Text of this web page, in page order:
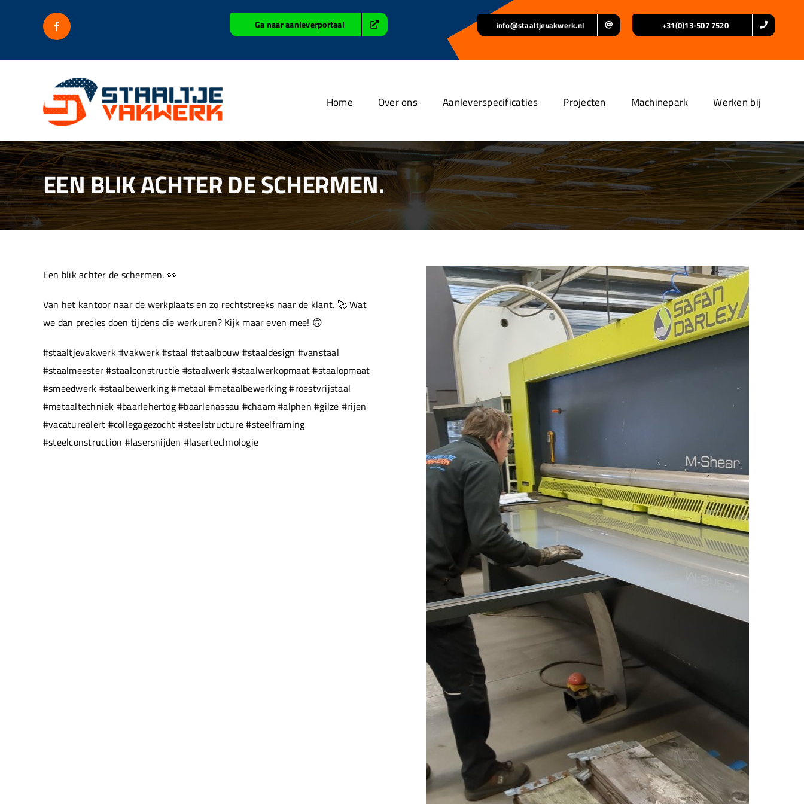
Ga naar aanleverportaal info@staaltjevakwerk.nl +31(0)13-507 7520
Home Over ons Aanleverspecificaties Projecten Machinepark Werken bij
EEN BLIK ACHTER DE SCHERMEN.
Een blik achter de schermen. 👀
Van het kantoor naar de werkplaats en zo rechtstreeks naar de klant. 🚀 Wat
we dan precies doen tijdens die werkuren? Kijk maar even mee! 🙃
#staaltjevakwerk #vakwerk #staal #staalbouw #staaldesign #vanstaal
#staalmeester #staalconstructie #staalwerk #staalwerkopmaat #staalopmaat
#smeedwerk #staalbewerking #metaal #metaalbewerking #roestvrijstaal
#metaaltechniek #baarlehertog #baarlenassau #chaam #alphen #gilze #rijen
#vacaturealert #collegagezocht #steelstructure #steelframing
#steelconstruction #lasersnijden #lasertechnologie